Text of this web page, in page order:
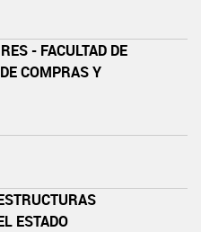
- FACULTAD DE
COMPRAS Y
ESTADO